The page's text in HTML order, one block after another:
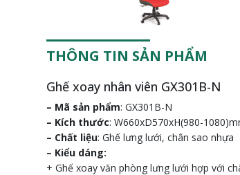
THÔNG TIN SẢN PHẨM
Ghế xoay nhân viên GX301B-N
– Mã sản phẩm: GX301B-N
– Kích thước: W660xD570xH(980-
– Chất liệu: Ghế lưng lưới, chân sao nhựa
– Kiểu dáng:
+ Ghế xoay văn phòng lưng lưới hợp với